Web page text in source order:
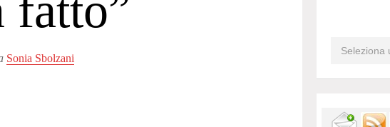
Sonia Sbolzani